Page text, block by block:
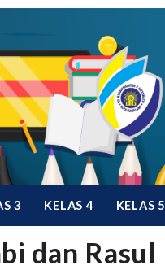
3 KELAS 4 KELAS 5
dan Rasul